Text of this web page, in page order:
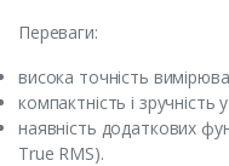
Переваги:
висока точність
компактність і зручність
наявність додаткових
True RMS).